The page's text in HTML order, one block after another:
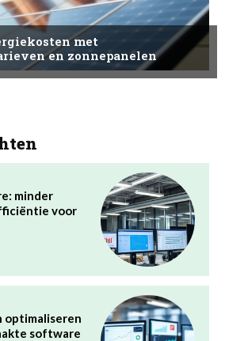
met
en zonnepanelen
minder
voor
optimaliseren
software